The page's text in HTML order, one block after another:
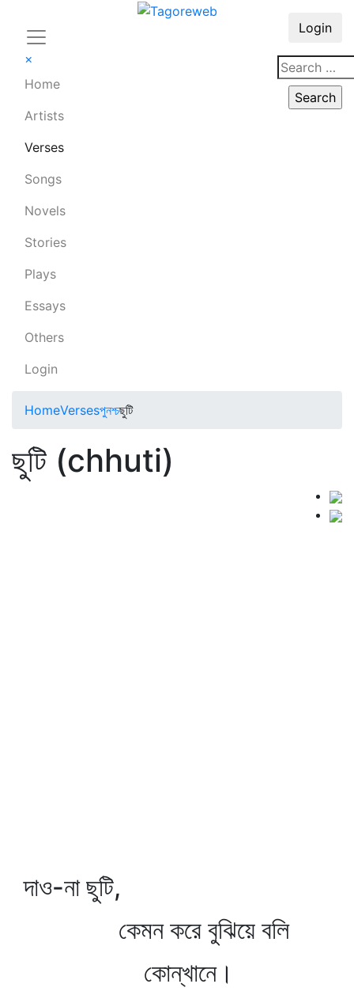
×
Home
Artists
Verses
Songs
Novels
Stories
Plays
Essays
Others
Login
Login
HomeVersesপুনশ্চছুটি
ছুটি (chhuti)
দাও-না ছুটি,
কেমন করে বুঝিয়ে বলি
কোন্‌খানে।